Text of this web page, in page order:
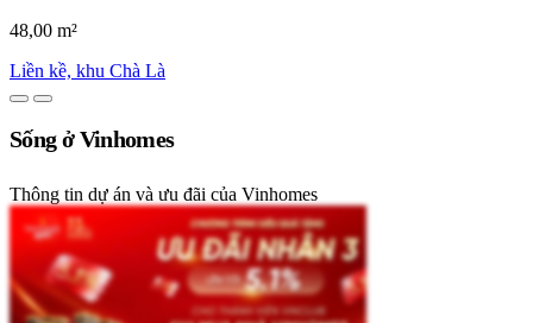
48,00 m²
Liền kề, khu Chà Là
Sống ở Vinhomes
Thông tin dự án và ưu đãi của Vinhomes